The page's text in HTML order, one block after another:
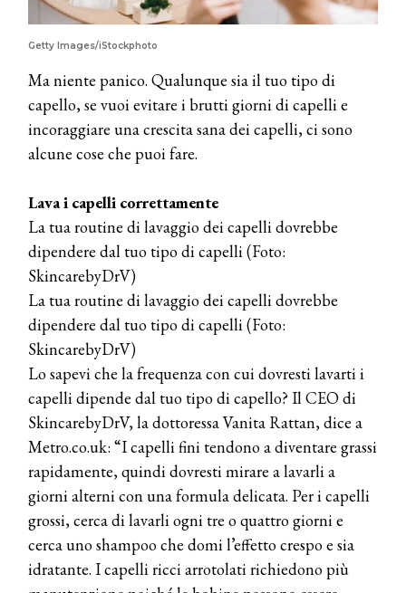
Getty Images/iStockphoto
Ma niente panico. Qualunque sia il tuo tipo di
capello, se vuoi evitare i brutti giorni di capelli e
incoraggiare una crescita sana dei capelli, ci sono
alcune cose che puoi fare.
Lava i capelli correttamente
La tua routine di lavaggio dei capelli dovrebbe
dipendere dal tuo tipo di capelli (Foto:
SkincarebyDrV)
La tua routine di lavaggio dei capelli dovrebbe
dipendere dal tuo tipo di capelli (Foto:
SkincarebyDrV)
Lo sapevi che la frequenza con cui dovresti lavarti i
capelli dipende dal tuo tipo di capello? Il CEO di
SkincarebyDrV, la dottoressa Vanita Rattan, dice a
Metro.co.uk: “I capelli fini tendono a diventare grassi
rapidamente, quindi dovresti mirare a lavarli a
giorni alterni con una formula delicata. Per i capelli
grossi, cerca di lavarli ogni tre o quattro giorni e
cerca uno shampoo che domi l’effetto crespo e sia
idratante. I capelli ricci arrotolati richiedono più